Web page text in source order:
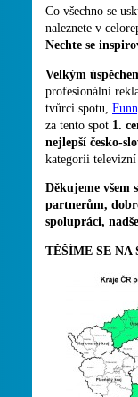
Co všechno se
naleznete v
Nechte se
Velkým
profesionální
tvůrci spotu,
za tento spot 1.
nejlepší česko-
kategorii televizní
Děkujeme všem
partnerům,
spolupráci,
TĚŠÍME SE NA